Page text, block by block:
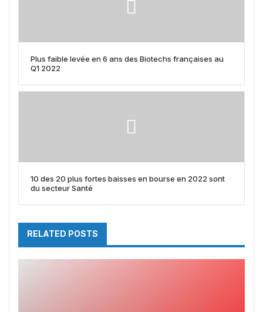
Plus faible levée en 6 ans des Biotechs françaises au
Q1 2022
10 des 20 plus fortes baisses en bourse en 2022 sont
du secteur Santé
RELATED POSTS